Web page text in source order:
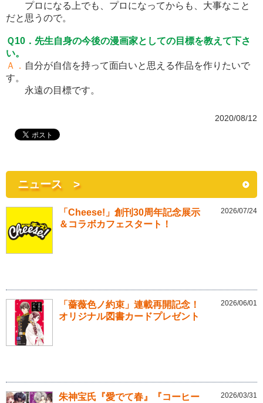
プロになる上でも、プロになってからも、大事なこと
だと思うので。
Ｑ10．先生自身の今後の漫画家としての目標を教えて下さ
い。
Ａ． 自分が自信を持って面白いと思える作品を作りたいで
す。
永遠の目標です。
2020/08/12
ニュース >
「Cheese!」創刊30周年記念展示
＆コラボカフェスタート！
2026/07/24
「薔薇色ノ約束」連載再開記念！
オリジナル図書カードプレゼント
2026/06/01
朱神宝氏『愛でて春』『コーヒー
2026/03/31